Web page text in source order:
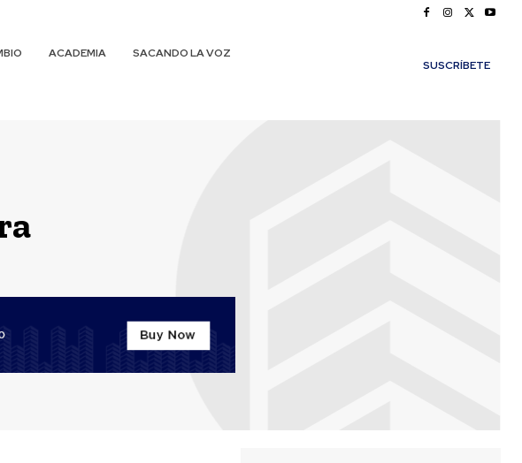
ACADEMIA
SACANDO LA VOZ
SUSCRÍBETE